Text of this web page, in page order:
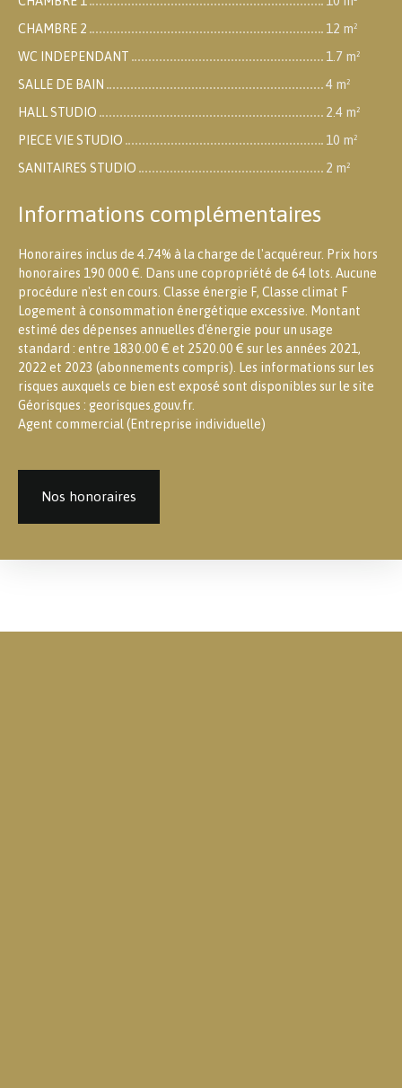
CHAMBRE 2
12 m²
WC INDEPENDANT
1.7 m²
SALLE DE BAIN
4 m²
HALL STUDIO
2.4 m²
PIECE VIE STUDIO
10 m²
SANITAIRES STUDIO
2 m²
Informations complémentaires
Honoraires inclus de 4.74% à la charge de l'acquéreur. Prix hors
honoraires 190 000 €. Dans une copropriété de 64 lots. Aucune
procédure n'est en cours. Classe énergie F, Classe climat F
Logement à consommation énergétique excessive. Montant
estimé des dépenses annuelles d'énergie pour un usage
standard : entre 1830.00 € et 2520.00 € sur les années 2021,
2022 et 2023 (abonnements compris). Les informations sur les
risques auxquels ce bien est exposé sont disponibles sur le site
Géorisques : georisques.gouv.fr.
Agent commercial (Entreprise individuelle)
Nos honoraires